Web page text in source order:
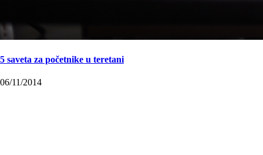
5 saveta za početnike u teretani
06/11/2014